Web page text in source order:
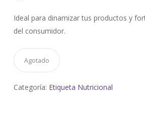
Ideal para dinamizar tus productos y
del consumidor.
Agotado
Categoría: Etiqueta Nutricional